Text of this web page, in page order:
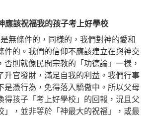
應該祝福我的孩子考上好學校
無條件的，同樣的，我們對神的愛和
件的。我們的信仰不應該建立在與神交
否則就像民間宗教的「功德論」一樣，
升官發財，滿足自我的利益。 我們行事
是憑行為，免得落入驕傲中。所以父母
得孩子「考上好學校」的回報，況且父
」，並非等於「神最大的祝福」，或最